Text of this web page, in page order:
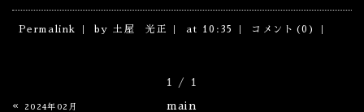
Permalink by 土屋 光正 at 10:35 コメント(0)
1 / 1
« 2024年02月 main